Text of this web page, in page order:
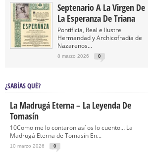
Septenario A La Virgen De
La Esperanza De Triana
Pontificia, Real e Ilustre
Hermandad y Archicofradía de
Nazarenos...
8 marzo 2026 0
¿SABÍAS QUÉ?
La Madrugá Eterna – La Leyenda De
Tomasín
10Como me lo contaron así os lo cuento… La
Madrugá Eterna de Tomasín En...
10 marzo 2026 0